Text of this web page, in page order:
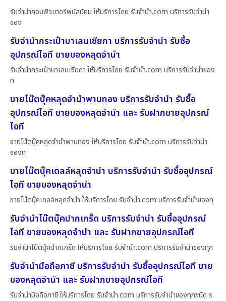
รับจำนำคอมพิวเตอร์พนัสนิคม ให้บริการโดย รับจํานํา.com บริการรับจำนำ
ของ
รับจำนำกระเป๋าบาเลนเซียกา บริการรับจำนำ รับซื้อ
อุปกรณ์ไอที ขายของหลุดจำนำ
รับจำนำกระเป๋าบาเลนเซียกา ให้บริการโดย รับจํานํา.com บริการรับจำนำของ
ท
ขายโน๊ตบุ๊คหลุดจำนำพานทอง บริการรับจำนำ รับซื้อ
อุปกรณ์ไอที ขายของหลุดจำนำ และ รับฝากขายอุปกรณ์
ไอที
ขายโน๊ตบุ๊คหลุดจำนำพานทอง ให้บริการโดย รับจํานํา.com บริการรับจำนำ
ของท
ขายโน๊ตบุ๊คเดลล์หลุดจำนำ บริการรับจำนำ รับซื้ออุปกรณ์
ไอที ขายของหลุดจำนำ
ขายโน๊ตบุ๊คเดลล์หลุดจำนำ ให้บริการโดย รับจํานํา.com บริการรับจำนำของทุ
รับจำนำโน๊ตบุ๊คปากเกร็ด บริการรับจำนำ รับซื้ออุปกรณ์
ไอที ขายของหลุดจำนำ และ รับฝากขายอุปกรณ์ไอที
รับจำนำโน๊ตบุ๊คปากเกร็ด ให้บริการโดย รับจํานํา.com บริการรับจำนำของทุก
รับจำนำมือถือภาชี บริการรับจำนำ รับซื้ออุปกรณ์ไอที ขาย
ของหลุดจำนำ และ รับฝากขายอุปกรณ์ไอที
รับจำนำมือถือภาชี ให้บริการโดย รับจํานํา.com บริการรับจำนำของทุกชนิด ร